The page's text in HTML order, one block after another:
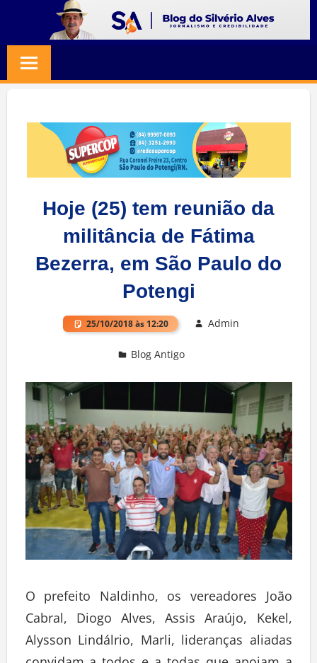
content
SILVERIO
ALVES
Jornalismo
Credibilidade
Hoje (25) tem reunião da
militância de Fátima
Bezerra, em São Paulo do
Potengi
25/10/2018 às 12:20 Admin
Blog Antigo
O prefeito Naldinho, os vereadores João
Cabral, Diogo Alves, Assis Araújo, Kekel,
Alysson Lindálrio, Marli, lideranças aliadas